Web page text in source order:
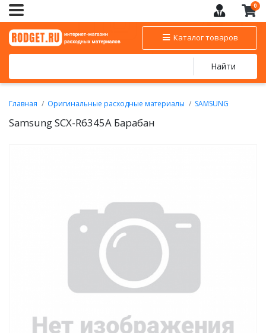
0
Каталог товаров
Найти
Главная Оригинальные расходные материалы
SAMSUNG
Samsung SCX-R6345A Барабан